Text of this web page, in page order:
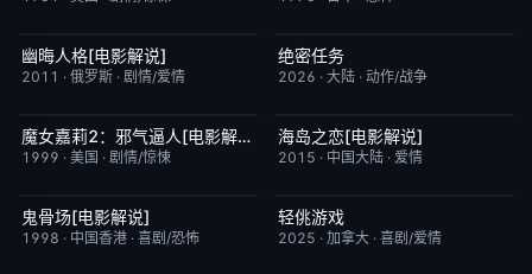
已完结
幽晦人格[电影解说]
2011 · 俄罗斯 · 剧情/爱情
昨日更新
绝密任务
2026 · 大陆 · 动作/战争
已完结 5.7魔女嘉莉2：邪气逼人[电影解说]
1999 · 美国 · 剧情/惊悚
已完结
海岛之恋[电影解说]
2015 · 中国大陆 · 爱情
已完结
鬼骨场[电影解说]
1998 · 中国香港 · 喜剧/恐怖
本周更新
轻佻游戏
2025 · 加拿大 · 喜剧/爱情